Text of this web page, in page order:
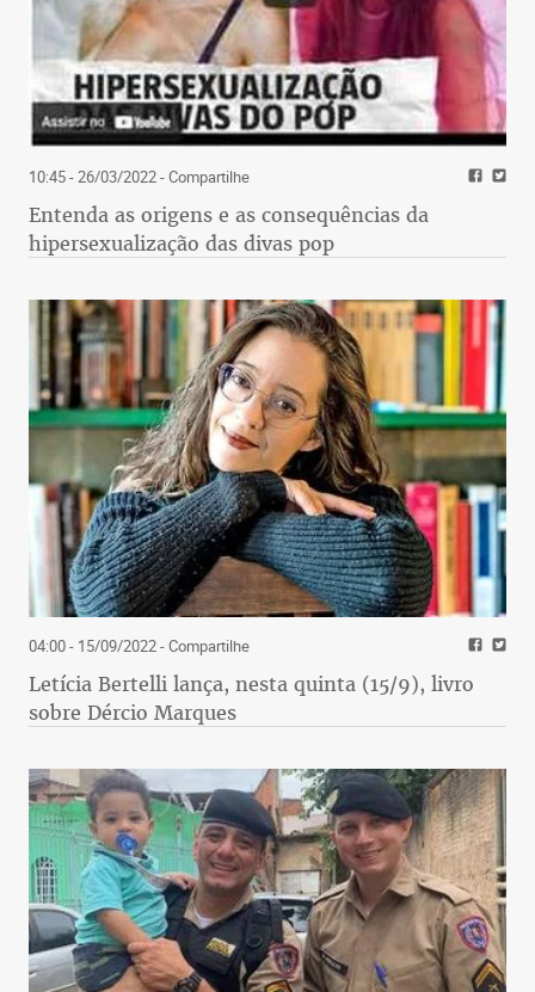
10:45 - 26/03/2022- Compartilhe
Entenda as origens e as consequências da
hipersexualização das divas pop
04:00 - 15/09/2022- Compartilhe
Letícia Bertelli lança, nesta quinta (15/9), livro
sobre Dércio Marques